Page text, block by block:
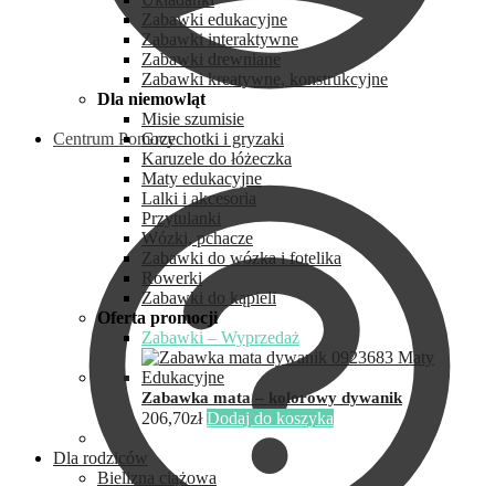
Centrum Pomocy
Zabawki edukacyjne
Zabawki interaktywne
Zabawki drewniane
Zabawki kreatywne, konstrukcyjne
Dla niemowląt
Misie szumisie
Grzechotki i gryzaki
Karuzele do łóżeczka
Maty edukacyjne
Lalki i akcesoria
Przytulanki
Wózki, pchacze
Zabawki do wózka i fotelika
Rowerki
Zabawki do kąpieli
Oferta promocji
Zabawki – Wyprzedaż
Zabawka mata – kolorowy dywanik
206,70zł Dodaj do koszyka
Dla rodziców
Bielizna ciążowa